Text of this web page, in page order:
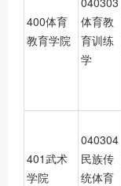
400体育
教育学院
体育教
育训练
学
401武术
学院
040304
民族传
统体育